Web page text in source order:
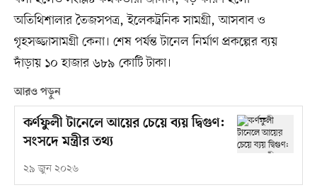
অতিথিশালার তৈজসপত্র, ইলেকট্রনিক সামগ্রী, আসবাব ও
গৃহসজ্জাসামগ্রী কেনা। শেষ পর্যন্ত টানেল নির্মাণ প্রকল্পের ব্যয়
দাঁড়ায় ১০ হাজার ৬৮৯ কোটি টাকা।
আরও পড়ুন
কর্ণফুলী টানেলে আয়ের চেয়ে ব্যয় দ্বিগুণ:
সংসদে মন্ত্রীর তথ্য
২৯ জুন ২০২৬